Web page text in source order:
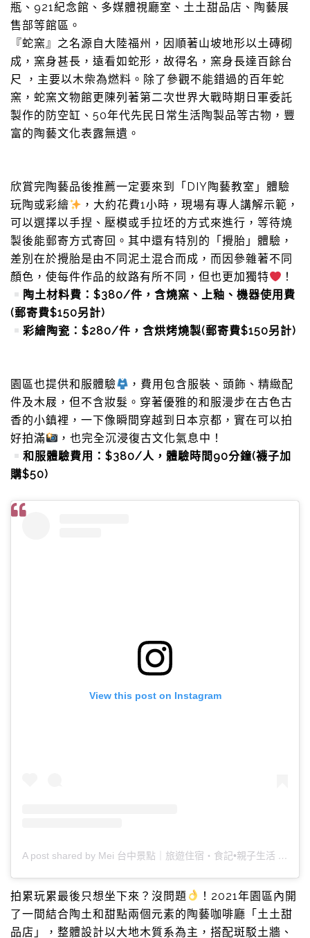
瓶、921紀念館、多媒體視廳室、土土甜品店、陶藝展
售部等館區。
『蛇窯』之名源自大陸福州，因順著山坡地形以土磚砌
成，窯身甚長，遠看如蛇形，故得名，窯身長達百餘台
尺 ，主要以木柴為燃料。除了參觀不能錯過的百年蛇
窯，蛇窯文物館更陳列著第二次世界大戰時期日軍委託
製作的防空缸、50年代先民日常生活陶製品等古物，豐
富的陶藝文化表露無遺。
欣賞完陶藝品後推薦一定要來到「DIY陶藝教室」體驗
玩陶或彩繪
，大約花費1小時，現場有專人講解示範，
可以選擇以手捏、壓模或手拉坯的方式來進行，等待燒
製後能郵寄方式寄回。其中還有特別的「攪胎」體驗，
差別在於攪胎是由不同泥土混合而成，而因參雜著不同
顏色，使每件作品的紋路有所不同，但也更加獨特
！
陶土材料費：$380/件，含燒窯、上釉、機器使用費
(郵寄費$150另計)
彩繪陶瓷：$280/件，含烘烤燒製(郵寄費$150另計)
園區也提供和服體驗
，費用包含服裝、頭飾、精緻配
件及木屐，但不含妝髮。穿著優雅的和服漫步在古色古
香的小鎮裡，一下像瞬間穿越到日本京都，實在可以拍
好拍滿
，也完全沉浸復古文化氣息中！
和服體驗費用：$380/人，體驗時間90分鐘(襪子加
購$50)
View this post on Instagram
A post shared by Mei 台中景點｜旅遊住宿‧食記•親子生活 (@duddy10759)
拍累玩累最後只想坐下來？沒問題
！2021年園區內開
了一間結合陶土和甜點兩個元素的陶藝咖啡廳「土土甜
品店」，整體設計以大地木質系為主，搭配斑駁土牆、